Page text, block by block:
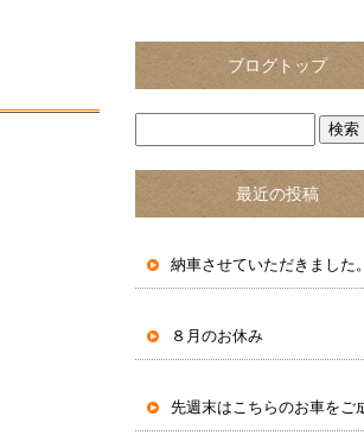
ブログトップ
最近の投稿
納車させていただきました。
８月のお休み